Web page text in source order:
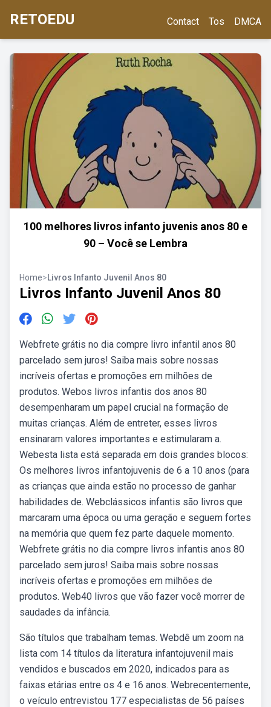
RETOEDU Contact Tos DMCA
100 melhores livros infanto juvenis anos 80 e
90 – Você se Lembra
Home>Livros Infanto Juvenil Anos 80
Livros Infanto Juvenil Anos 80
Webfrete grátis no dia compre livro infantil anos 80
parcelado sem juros! Saiba mais sobre nossas
incríveis ofertas e promoções em milhões de
produtos. Webos livros infantis dos anos 80
desempenharam um papel crucial na formação de
muitas crianças. Além de entreter, esses livros
ensinaram valores importantes e estimularam a.
Webesta lista está separada em dois grandes blocos:
Os melhores livros infantojuvenis de 6 a 10 anos (para
as crianças que ainda estão no processo de ganhar
habilidades de. Webclássicos infantis são livros que
marcaram uma época ou uma geração e seguem fortes
na memória que quem fez parte daquele momento.
Webfrete grátis no dia compre livros infantis anos 80
parcelado sem juros! Saiba mais sobre nossas
incríveis ofertas e promoções em milhões de
produtos. Web40 livros que vão fazer você morrer de
saudades da infância.
São títulos que trabalham temas. Webdê um zoom na
lista com 14 títulos da literatura infantojuvenil mais
vendidos e buscados em 2020, indicados para as
faixas etárias entre os 4 e 16 anos. Webrecentemente,
o veículo entrevistou 177 especialistas de 56 países